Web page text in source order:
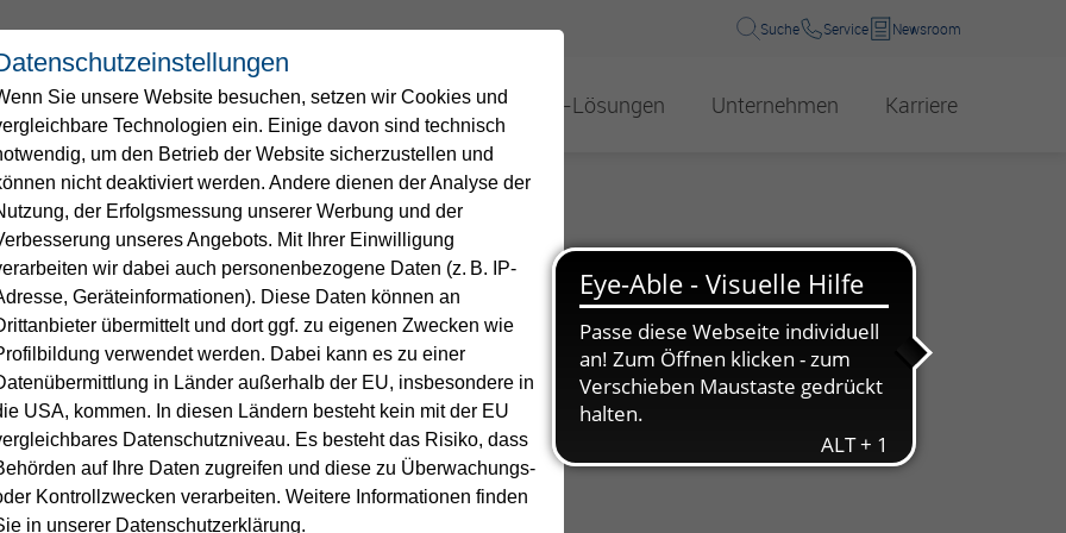
Suche Service Newsroom
Wasser
auf einen Blick Unsere Leistungen für Ihr Trinkwasser Wasserhärte
Wasseraufbereitungsstoffe Preise
bei Stromausfall Wasserverbrauchsrechner Umweltbildung
Info-Material für Schulen und Co.
Service
anmelden
Standrohr Wärmelösungen
Energie
Linnich
B2B-Lösungen
Abwasser
Klärschlammverwertung & Phosphorgewinnung
Kläranlage
Kooperationen
Kanal
Energie
Energieerzeugung
Energieeffizienz
& Services
Unternehmen
Flagge zeigen Über uns
Management
Compliance und Hinweisgeber
Zahlen, Daten, Fakten
Verantwortung für Gesellschaft und Umwelt
Karriere
Studium Stellenangebote
AN DER IFAT
Gelsenwasser-Messestand*
Gutscheincodes
Sie unsere Website besuchen, setzen wir Cookies und
Technologien ein. Einige davon sind technisch
um den Betrieb der Website sicherzustellen und
nicht deaktiviert werden. Andere dienen der Analyse der
der Erfolgsmessung unserer Werbung und der
unseres Angebots. Mit Ihrer Einwilligung
wir dabei auch personenbezogene Daten (z. B. IP-
Geräteinformationen). Diese Daten können an
übermittelt und dort ggf. zu eigenen Zwecken wie
verwendet werden. Dabei kann es zu einer
in Länder außerhalb der EU, insbesondere in
USA, kommen. In diesen Ländern besteht kein mit der EU
Datenschutzniveau. Es besteht das Risiko, dass
auf Ihre Daten zugreifen und diese zu Überwachungs-
Kontrollzwecken verarbeiten. Weitere Informationen finden
in unserer Datenschutzerklärung.